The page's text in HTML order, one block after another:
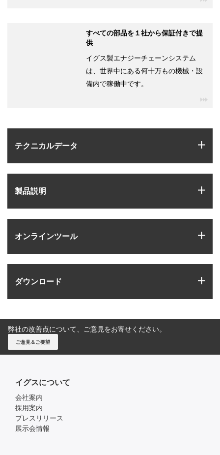
テクニカルデータ
製品説明
オンラインツール
ダウンロード
すべての部品を１社から保証付きで提
供
イグス製エナジーチェーンシステム
は、世界中にある何十万もの機械・設
備内で稼働中です。
弊社の改善点について、ご意見をお寄せください。
ご意見＆ご要望
イグスについて
会社案内
採用案内
プレスリリース
展示会情報